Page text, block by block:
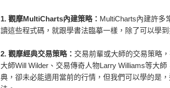
1. 觀摩MultiCharts內建策略： MultiCharts內建許多
讀這些程式碼，就跟學書法臨摹一樣，除了可以學
2. 觀摩經典交易策略： 交易前輩或大師的交易策略
大師Will Wilder、交易傳奇人物Larry Williams等大
典，卻未必能適用當前的行情，但我們可以學的是